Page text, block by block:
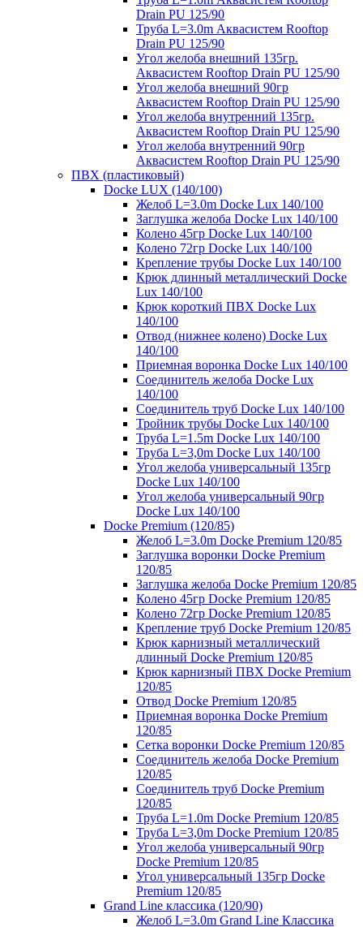
Drain PU 125/90
Труба L=3.0m Аквасистем Rooftop
Drain PU 125/90
Угол желоба внешний 135гр.
Аквасистем Rooftop Drain PU 125/90
Угол желоба внешний 90гр
Аквасистем Rooftop Drain PU 125/90
Угол желоба внутренний 135гр.
Аквасистем Rooftop Drain PU 125/90
Угол желоба внутренний 90гр
Аквасистем Rooftop Drain PU 125/90
ПВХ (пластиковый)
Docke LUX (140/100)
Желоб L=3.0m Docke Lux 140/100
Заглушка желоба Docke Lux 140/100
Колено 45гр Docke Lux 140/100
Колено 72гр Docke Lux 140/100
Крепление трубы Docke Lux 140/100
Крюк длинный металлический Docke
Lux 140/100
Крюк короткий ПВХ Docke Lux
140/100
Отвод (нижнее колено) Docke Lux
140/100
Приемная воронка Docke Lux 140/100
Соединитель желоба Docke Lux
140/100
Соединитель труб Docke Lux 140/100
Тройник трубы Docke Lux 140/100
Труба L=1.5m Docke Lux 140/100
Труба L=3,0m Docke Lux 140/100
Угол желоба универсальный 135гр
Docke Lux 140/100
Угол желоба универсальный 90гр
Docke Lux 140/100
Docke Premium (120/85)
Желоб L=3.0m Docke Premium 120/85
Заглушка воронки Docke Premium
120/85
Заглушка желоба Docke Premium 120/85
Колено 45гр Docke Premium 120/85
Колено 72гр Docke Premium 120/85
Крепление труб Docke Premium 120/85
Крюк карнизный металлический
длинный Docke Premium 120/85
Крюк карнизный ПВХ Docke Premium
120/85
Отвод Docke Premium 120/85
Приемная воронка Docke Premium
120/85
Сетка воронки Docke Premium 120/85
Соединитель желоба Docke Premium
120/85
Соединитель труб Docke Premium
120/85
Труба L=1.0m Docke Premium 120/85
Труба L=3,0m Docke Premium 120/85
Угол желоба универсальный 90гр
Docke Premium 120/85
Угол универсальный 135гр Docke
Premium 120/85
Grand Line классика (120/90)
Желоб L=3.0m Grand Line Классика